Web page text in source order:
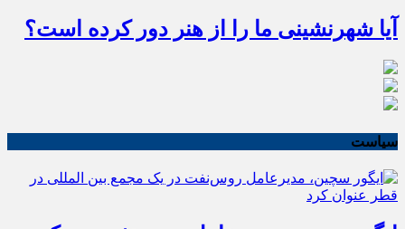
آیا شهرنشینی ما را از هنر دور کرده است؟
سیاست